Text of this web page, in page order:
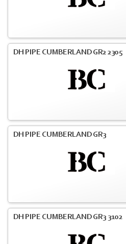
DH PIPE CUMBERLAND GR2 2305
DH PIPE CUMBERLAND GR3
DH PIPE CUMBERLAND GR3 3102